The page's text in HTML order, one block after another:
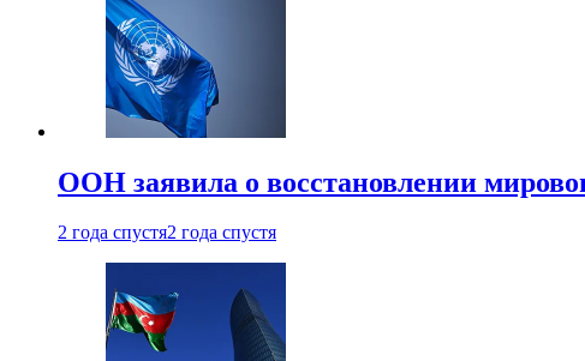
ООН заявила о восстановлении
2 года спустя2 года спустя